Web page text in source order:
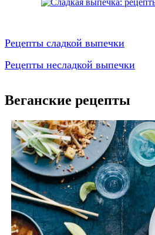
Рецепты сладкой выпечки
Рецепты несладкой выпечки
Веганские рецепты